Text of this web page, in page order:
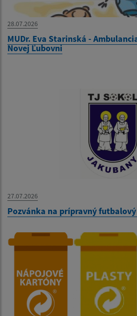
28.07.2026
MUDr. Eva Starinská -
Novej Ľubovni
27.07.2026
Pozvánka na prípravný